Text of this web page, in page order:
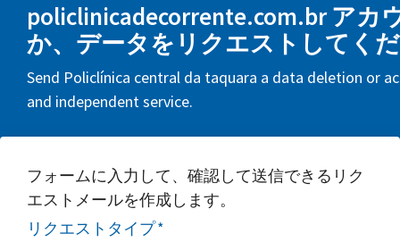
policlinicadecorrente.com.br アカ
か、データをリクエストしてく
Send Policlínica central da taquara a data deletion or
and independent service.
フォームに入力して、確認して送信できるリク
エストメールを作成します。
リクエストタイプ*